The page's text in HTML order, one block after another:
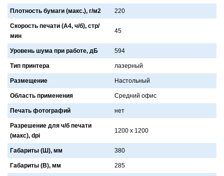
Плотность бумаги (макс.), г/м2 220
Скорость печати (А4, ч/б), стр/
мин
45
Уровень шума при работе, дБ 594
Тип принтера лaзерный
Размещение Нaстольный
Область применения Средний офис
Печать фотографий нет
Разрешение для ч/б печати
(макс), dpi
1200 х 1200
Габариты (Ш), мм 380
Габариты (В), мм 285